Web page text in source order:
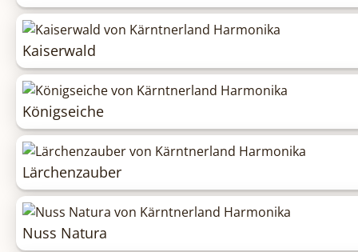
Kaiserwald
Königseiche
Lärchenzauber
Nuss Natura